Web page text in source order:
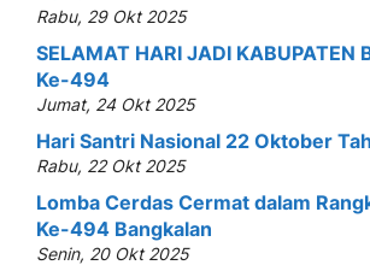
Rabu, 29 Okt 2025
SELAMAT HARI JADI KABUPATEN
Ke-494
Jumat, 24 Okt 2025
Hari Santri Nasional 22 Oktober
Rabu, 22 Okt 2025
Lomba Cerdas Cermat dalam
Ke-494 Bangkalan
Senin, 20 Okt 2025